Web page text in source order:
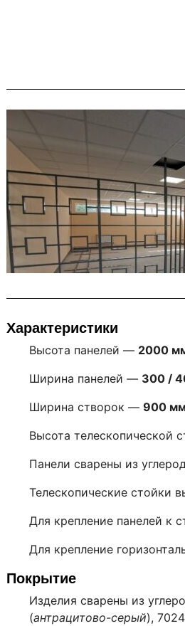
Характеристики
Высота панелей — 2000
Ширина панелей — 300 /
Ширина створок — 900
Высота телескопической
Панели сварены из
Телескопические стойки
Для крепление панелей к
Для крепление
Покрытие
Изделия сварены из
(антрацитово-серый),